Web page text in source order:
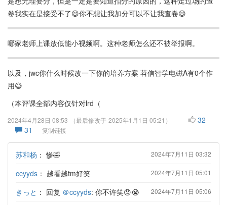
卷我实在是接受不了😃你不想让我加分可以不让我查卷😃
哪家老师上课放低能小视频啊。这种老师怎么还不被举报啊。
以及，jwc你什么时候改一下你的培养方案 苕信智学电磁A有0个作
用😅
（本评课全部内容仅针对lrd（
2024年4月28日 08:53 （最后修改于 2025年1月1日 05:21 ）
32
31
复制链接
苏和杨 ：惨🤣 2024年7月11日 03:32
ccyyds ： 越看越tm好笑 2024年7月11日 05:01
きっと ： 回复 ＠ccyyds: 你不许笑😡😭 2024年7月11日 05:06